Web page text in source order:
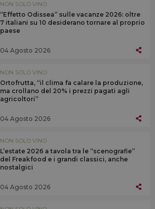
NON SOLO VINO
“Effetto Odissea” sulle vacanze 2026: oltre
7 italiani su 10 desiderano tornare al proprio
paese
04 Agosto 2026
NON SOLO VINO
Ortofrutta, “il clima fa calare la produzione,
ma crollano del 20% i prezzi pagati agli
agricoltori”
04 Agosto 2026
NON SOLO VINO
L’estate 2026 a tavola tra le “scenografie”
del Freakfood e i grandi classici, anche
nostalgici
04 Agosto 2026